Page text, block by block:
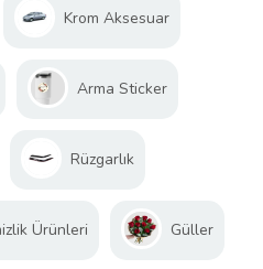
Krom Aksesuar
Arma Sticker
Rüzgarlık
Ürünleri Güller